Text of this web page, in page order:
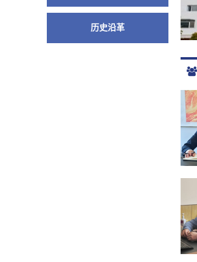
历史沿革